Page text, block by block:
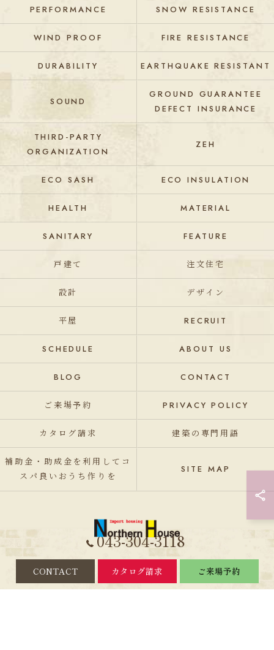
043-304-3118
CONTACT カタログ請求 ご来場予約
PERFORMANCE SNOW RESISTANCE
WIND PROOF FIRE RESISTANCE
DURABILITY EARTHQUAKE RESISTANT
SOUND
GROUND GUARANTEE
DEFECT INSURANCE
THIRD-PARTY
ORGANIZATION
ZEH
ECO SASH ECO INSULATION
HEALTH MATERIAL
SANITARY FEATURE
戸建て 注文住宅
設計 デザイン
平屋 RECRUIT
SCHEDULE ABOUT US
BLOG CONTACT
ご来場予約 PRIVACY POLICY
カタログ請求 建築の専門用語
補助金・助成金を利用してコ
スパ良いおうち作りを
SITE MAP
© 2026 千葉の輸入住宅は株式会社ノーザンハウス ALL RIGHTS RESERVED.